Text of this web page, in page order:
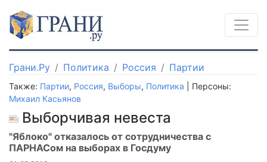
Грани.Ру Политика Россия Партии
Также: Партии, Россия, Выборы, Политика | Персоны:
Михаил Касьянов
Выборчивая невеста
"Яблоко" отказалось от сотрудничества с
ПАРНАСом на выборах в Госдуму